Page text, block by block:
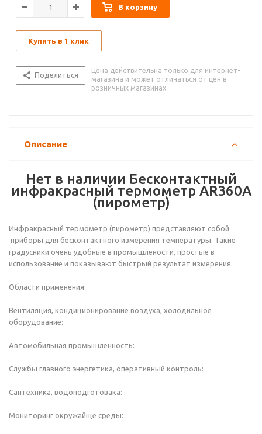
В корзину
Купить в 1 клик
Поделиться
Цена действительна только для интернет-
магазина и может отличаться от цен в
розничных магазинах
Описание
Нет в наличии Бесконтактный
инфракрасный термометр AR360A
(пирометр)
Инфракрасный термометр (пирометр) представляют собой
приборы для бесконтактного измерения температуры. Такие
градусники очень удобные в промышлености, простые в
использование и показывают быстрый результат измерения.
Области применения:
Вентиляция, кондиционирование воздуха, холодильное
оборудование:
Автомобильная промышленность:
Службы главного энергетика, оперативный контроль:
Сантехника, водоподготовака:
Мониторинг окружайще среды: